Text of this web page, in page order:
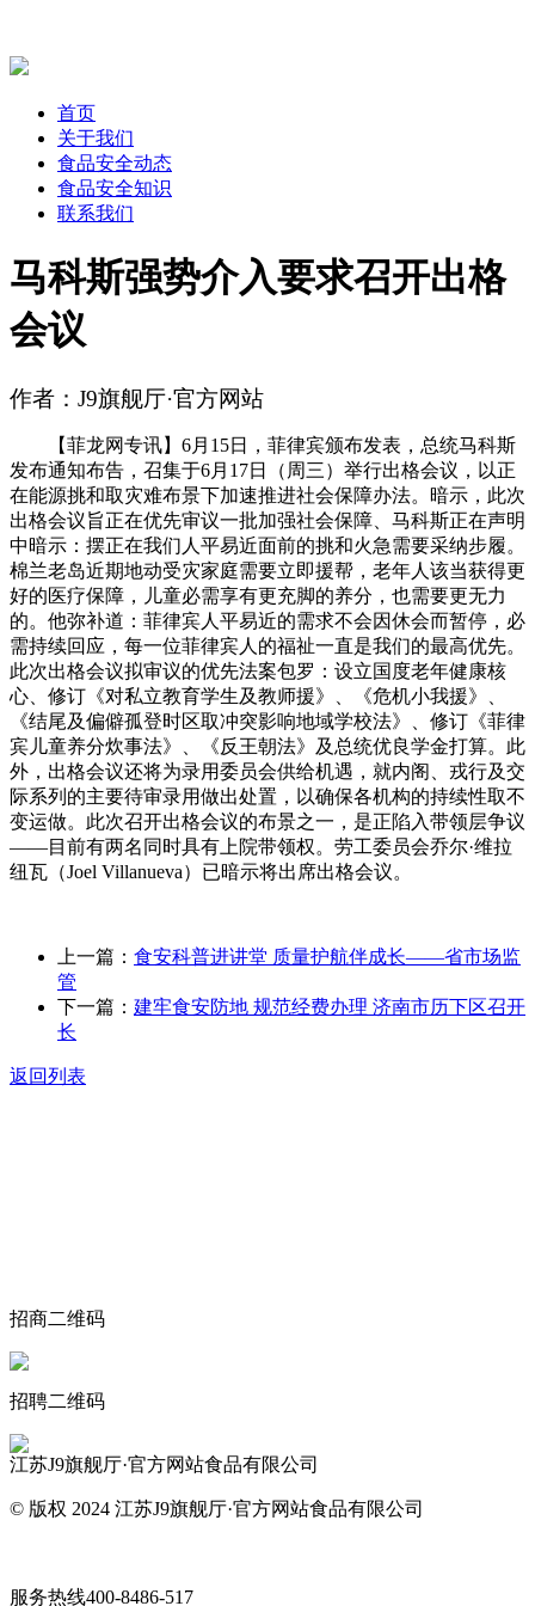
首页
关于我们
食品安全动态
食品安全知识
联系我们
马科斯强势介入要求召开出格
会议
作者：J9旗舰厅·官方网站
【菲龙网专讯】6月15日，菲律宾颁布发表，总统马科斯
发布通知布告，召集于6月17日（周三）举行出格会议，以正
在能源挑和取灾难布景下加速推进社会保障办法。暗示，此次
出格会议旨正在优先审议一批加强社会保障、马科斯正在声明
中暗示：摆正在我们人平易近面前的挑和火急需要采纳步履。
棉兰老岛近期地动受灾家庭需要立即援帮，老年人该当获得更
好的医疗保障，儿童必需享有更充脚的养分，也需要更无力
的。他弥补道：菲律宾人平易近的需求不会因休会而暂停，必
需持续回应，每一位菲律宾人的福祉一直是我们的最高优先。
此次出格会议拟审议的优先法案包罗：设立国度老年健康核
心、修订《对私立教育学生及教师援》、《危机小我援》、
《结尾及偏僻孤登时区取冲突影响地域学校法》、修订《菲律
宾儿童养分炊事法》、《反王朝法》及总统优良学金打算。此
外，出格会议还将为录用委员会供给机遇，就内阁、戎行及交
际系列的主要待审录用做出处置，以确保各机构的持续性取不
变运做。此次召开出格会议的布景之一，是正陷入带领层争议
——目前有两名同时具有上院带领权。劳工委员会乔尔·维拉
纽瓦（Joel Villanueva）已暗示将出席出格会议。
上一篇： 食安科普进讲堂 质量护航伴成长——省市场监
管
下一篇： 建牢食安防地 规范经费办理 济南市历下区召开
长
返回列表
招商二维码
招聘二维码
江苏J9旗舰厅·官方网站食品有限公司
© 版权 2024 江苏J9旗舰厅·官方网站食品有限公司
服务热线400-8486-517